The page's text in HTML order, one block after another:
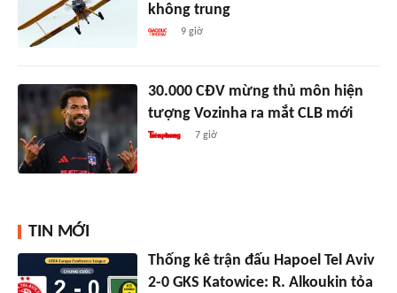
không trung
9 giờ
30.000 CĐV mừng thủ môn hiện
tượng Vozinha ra mắt CLB mới
7 giờ
TIN MỚI
Thống kê trận đấu Hapoel Tel Aviv
2-0 GKS Katowice: R. Alkoukin tỏa